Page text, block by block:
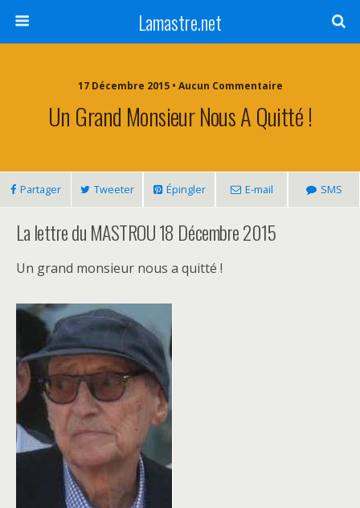
Lamastre.net
17 Décembre 2015 • Aucun Commentaire
Un Grand Monsieur Nous A Quitté !
Partager Tweeter Épingler E-mail SMS
La lettre du MASTROU 18 Décembre 2015
Un grand monsieur nous a quitté !